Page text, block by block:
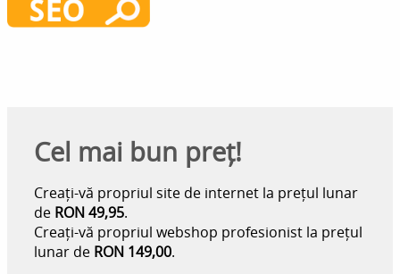
Cel mai bun preț!
Creați-vă propriul site de internet la prețul lunar
de RON 49,95.
Creați-vă propriul webshop profesionist la prețul
lunar de RON 149,00.